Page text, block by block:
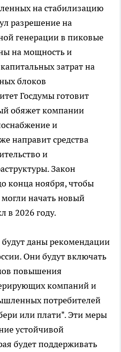
на стабилизацию
разрешение на
генерации в пиковые
на мощность и
затрат на
блоков
Госдумы готовит
обяжет компании
и
направит средства
и
Закон
конца ноября, чтобы
начать новый
в 2026 году.
даны рекомендации
Они будут включать
повышения
компаний и
потребителей
или плати". Эти меры
устойчивой
будет поддерживать